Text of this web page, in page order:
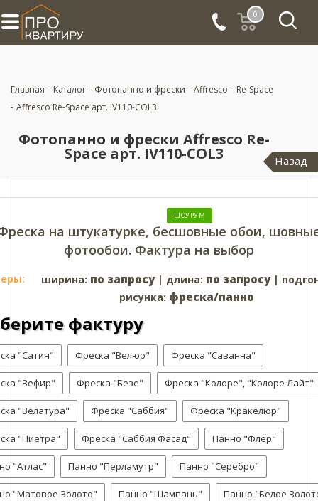
0
Главная - Каталог - Фотопанно и фрески - Affresco - Re-Space
- Affresco Re-Space арт. IV110-COL3
Фотопанно и фрески Affresco Re-
Space арт. IV110-COL3 Назад
ШОУРУМ
на штукатурке, бесшовные обои,
фотообои. Фактура на выбор
ширина: по запросу| длина: по запросу|
рисунка: фреска/панно
фактуру
"Сатин" Фреска "Велюр" Фреска "Саванна"
"Зефир" Фреска "Безе" Фреска "Колоре", "Колоре Лайт"
"Велатура" Фреска "Саббия" Фреска "Кракелюр"
"Пиетра" Фреска "Саббия Фасад" Панно "Флёр"
"Атлас" Панно "Перламутр" Панно "Серебро"
"Матовое Золото" Панно "Шампань" Панно "Белое